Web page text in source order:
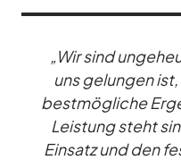
„Wir sind
uns ge­lun­gen
best­mög­li­che
Leis­tung steht
Ein­satz und den